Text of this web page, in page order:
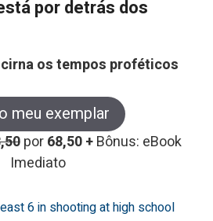
por detrás dos
os tempos proféticos
meu exemplar
por68,50 +Bônus: eBook
Imediato
6 in shooting at high school